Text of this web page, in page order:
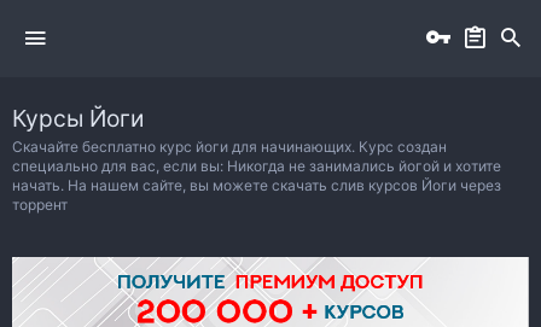
Курсы Йоги
Скачайте бесплатно курс йоги для начинающих. Курс создан
специально для вас, если вы: Никогда не занимались йогой и хотите
начать. На нашем сайте, вы можете скачать слив курсов Йоги через
торрент